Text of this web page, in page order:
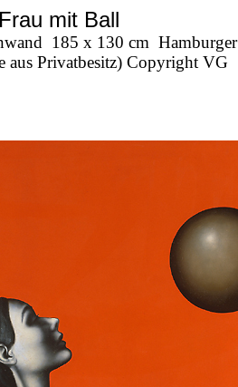
mit Ball
185 x 130 cm Hamburger
aus Privatbesitz) Copyright VG